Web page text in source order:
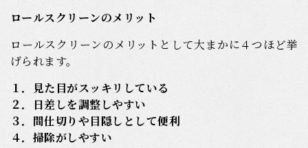
ロールスクリーンのメリット
ロールスクリーンのメリットとして大まかに４つほど挙
げられます。
１．見た目がスッキリしている
２．日差しを調整しやすい
３．間仕切りや目隠しとして便利
４．掃除がしやすい